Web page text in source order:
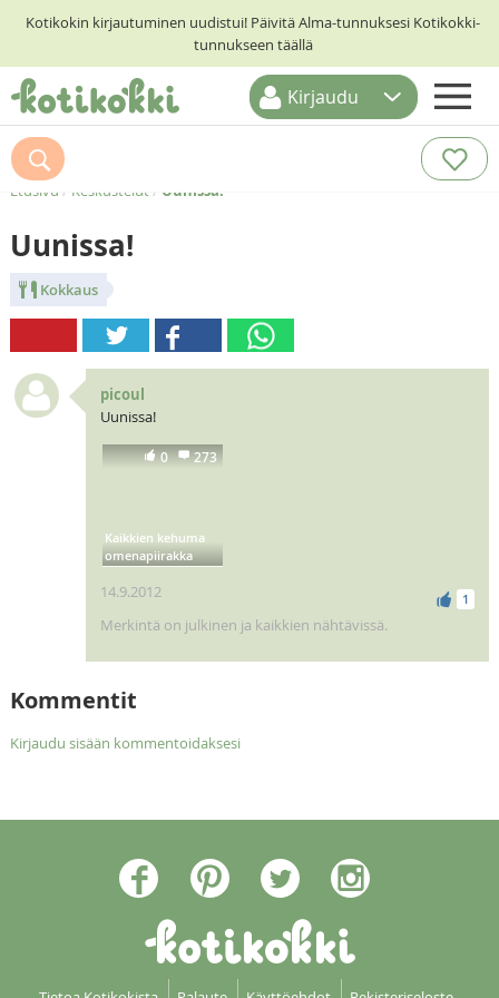
Kotikokin kirjautuminen uudistui! Päivitä Alma-tunnuksesi Kotikokki-
tunnukseen täällä
ETUSIVU
RESEPTIHAKU
RUOKATEEMAT
KESKUSTELUT
KOTIKOKIT
Kirjaudu
Etusivu / Keskustelut/ Uunissa!
Uunissa!
Kokkaus
picoul
Uunissa!
Kaikkien kehuma
omenapiirakka
0 273
1
14.9.2012
Merkintä on julkinen ja kaikkien nähtävissä.
Kommentit
Kirjaudu sisään kommentoidaksesi